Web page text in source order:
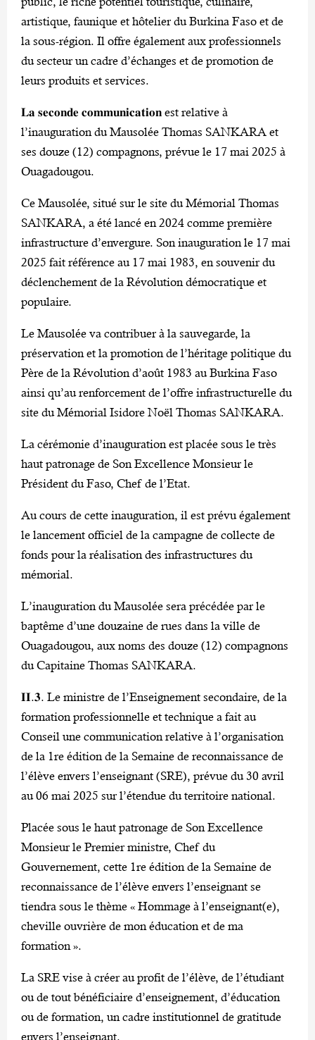
artistique, faunique et hôtelier du Burkina Faso et de
la sous-région. Il offre également aux professionnels
du secteur un cadre d’échanges et de promotion de
leurs produits et services.
𝐋𝐚 𝐬𝐞𝐜𝐨𝐧𝐝𝐞 𝐜𝐨𝐦𝐦𝐮𝐧𝐢𝐜𝐚𝐭𝐢𝐨𝐧 est relative à
l’inauguration du Mausolée Thomas SANKARA et
ses douze (12) compagnons, prévue le 17 mai 2025 à
Ouagadougou.
Ce Mausolée, situé sur le site du Mémorial Thomas
SANKARA, a été lancé en 2024 comme première
infrastructure d’envergure. Son inauguration le 17 mai
2025 fait référence au 17 mai 1983, en souvenir du
déclenchement de la Révolution démocratique et
populaire.
Le Mausolée va contribuer à la sauvegarde, la
préservation et la promotion de l’héritage politique du
Père de la Révolution d’août 1983 au Burkina Faso
ainsi qu’au renforcement de l’offre infrastructurelle du
site du Mémorial Isidore Noël Thomas SANKARA.
La cérémonie d’inauguration est placée sous le très
haut patronage de Son Excellence Monsieur le
Président du Faso, Chef de l’Etat.
Au cours de cette inauguration, il est prévu également
le lancement officiel de la campagne de collecte de
fonds pour la réalisation des infrastructures du
mémorial.
L’inauguration du Mausolée sera précédée par le
baptême d’une douzaine de rues dans la ville de
Ouagadougou, aux noms des douze (12) compagnons
du Capitaine Thomas SANKARA.
𝐈𝐈.𝟑. Le ministre de l’Enseignement secondaire, de la
formation professionnelle et technique a fait au
Conseil une communication relative à l’organisation
de la 1re édition de la Semaine de reconnaissance de
l’élève envers l’enseignant (SRE), prévue du 30 avril
au 06 mai 2025 sur l’étendue du territoire national.
Placée sous le haut patronage de Son Excellence
Monsieur le Premier ministre, Chef du
Gouvernement, cette 1re édition de la Semaine de
reconnaissance de l’élève envers l’enseignant se
tiendra sous le thème « Hommage à l’enseignant(e),
cheville ouvrière de mon éducation et de ma
formation ».
La SRE vise à créer au profit de l’élève, de l’étudiant
ou de tout bénéficiaire d’enseignement, d’éducation
ou de formation, un cadre institutionnel de gratitude
envers l’enseignant.